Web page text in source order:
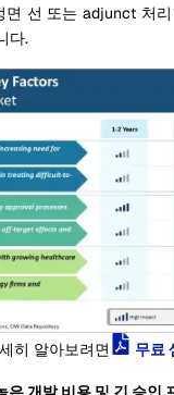
면 선 또는 adjunct 처
다.
히 알아보려면 무료